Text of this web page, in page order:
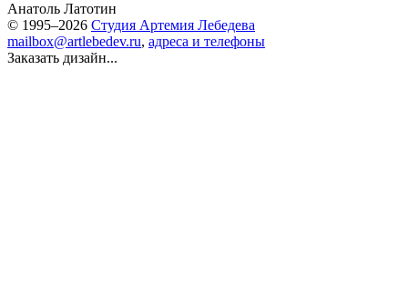
Анатоль Латотин
© 1995–2026 Студия Артемия Лебедева
mailbox@artlebedev.ru, адреса и телефоны
Заказать дизайн...